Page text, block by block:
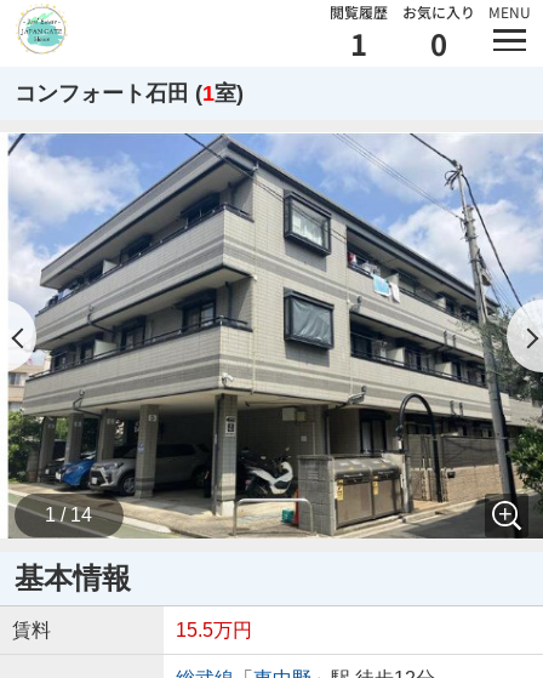
閲覧履歴
1
お気に入り
0
MENU
コンフォート石田 (1室)
1 / 14
基本情報
賃料 15.5万円